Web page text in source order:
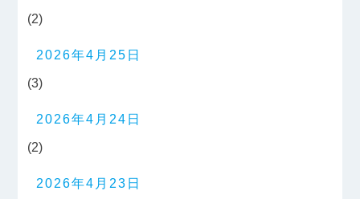
(2)
2026年4月25日
(3)
2026年4月24日
(2)
2026年4月23日